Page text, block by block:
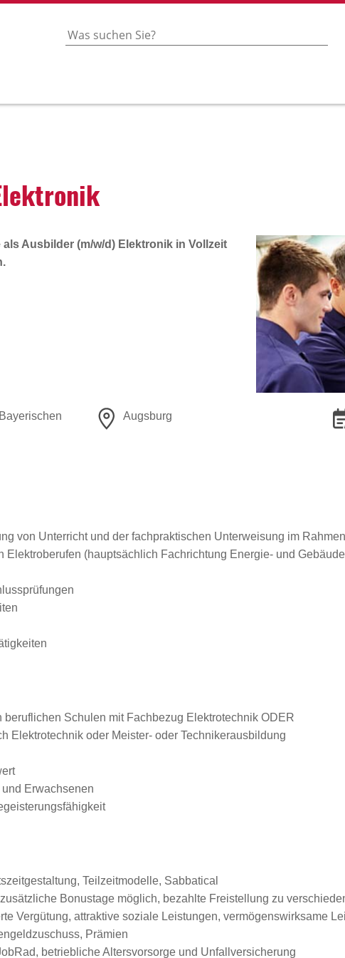
Ausbilder (m/w/d) Elektronik in Vollzeit
Augsburg
von Unterricht und der fachpraktischen Unterweisung im
(hauptsächlich Fachrichtung Energie- und
Schulen mit Fachbezug Elektrotechnik ODER
Elektrotechnik oder Meister- oder Technikerausbildung
Erwachsenen
Teilzeitmodelle, Sabbatical
Bonustage möglich, bezahlte Freistellung zu
Vergütung, attraktive soziale Leistungen, vermögenswirksame
Prämien
betriebliche Altersvorsorge und Unfallversicherung